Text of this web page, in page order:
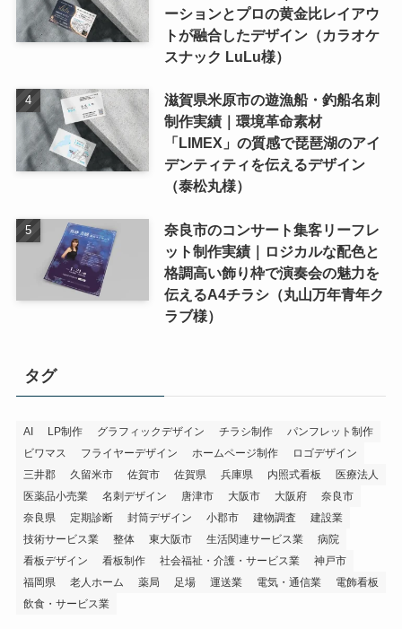
ーションとプロの黄金比レイアウ
トが融合したデザイン（カラオケ
スナック LuLu様）
滋賀県米原市の遊漁船・釣船名刺
制作実績｜環境革命素材
「LIMEX」の質感で琵琶湖のアイ
デンティティを伝えるデザイン
（泰松丸様）
奈良市のコンサート集客リーフレ
ット制作実績｜ロジカルな配色と
格調高い飾り枠で演奏会の魅力を
伝えるA4チラシ（丸山万年青年ク
ラブ様）
タグ
AI LP制作 グラフィックデザイン チラシ制作
パンフレット制作
ビワマス
フライヤーデザイン ホームページ制作
ロゴデザイン
三井郡
久留米市 佐賀市 佐賀県 兵庫県 内照式看板
医療法人
医薬品小売業
名刺デザイン 唐津市 大阪市 大阪府
奈良市
奈良県
定期診断 封筒デザイン 小郡市 建物調査
建設業
技術サービス業
整体 東大阪市 生活関連サービス業
病院
看板デザイン
看板制作 社会福祉・介護・サービス業
神戸市
福岡県
老人ホーム 薬局 足場 運送業 電気・通信業
電飾看板
飲食・サービス業